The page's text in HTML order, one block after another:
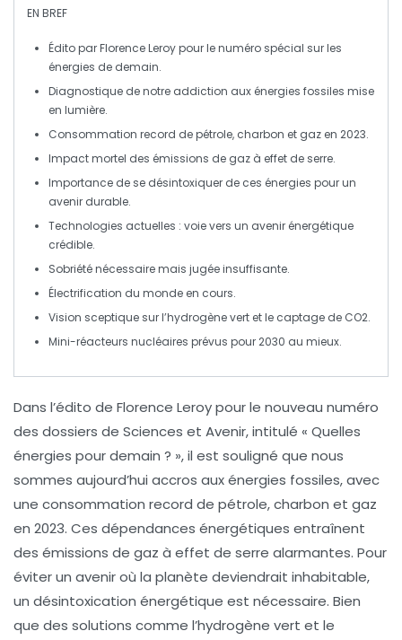
EN BREF
Éditopar Florence Leroy pour le numéro spécial sur les
énergies de demain.
Diagnostique de notre addiction aux énergies fossiles mise
en lumière.
Consommation record depétrole, charbon et gaz en 2023.
Impact mortel des émissions de gaz à effet de serre.
Importance de se désintoxiquer de ces énergies pour un
avenir durable.
Technologies actuelles : voie vers un avenir énergétique
crédible.
Sobriété nécessaire mais jugéeinsuffisante.
Électrification du monde en cours.
Vision sceptique sur l’hydrogène vert et le captage de CO2.
Mini-réacteurs nucléaires prévus pour 2030 au mieux.
Dans l’édito de Florence Leroy pour le nouveau numéro
des dossiers de Sciences et Avenir, intitulé « Quelles
énergies pour demain ? », il est souligné que nous
sommes aujourd’hui accros aux énergies fossiles, avec
une consommation record de pétrole,charbon et gaz
en 2023. Ces dépendances énergétiques entraînent
des émissions de gaz à effet de serre alarmantes. Pour
éviter un avenir où la planète deviendrait inhabitable,
un désintoxication énergétique est nécessaire. Bien
que des solutions comme l’hydrogène vert et le